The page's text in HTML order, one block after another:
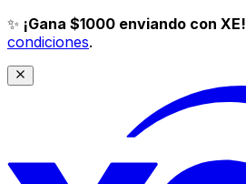
✨ ¡Gana $1000 enviando con XE!
condiciones.